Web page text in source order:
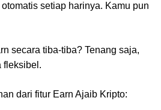
setiap harinya. Kamu pun
secara tiba-tiba? Tenang saja,
fleksibel.
dari fitur Earn Ajaib Kripto: